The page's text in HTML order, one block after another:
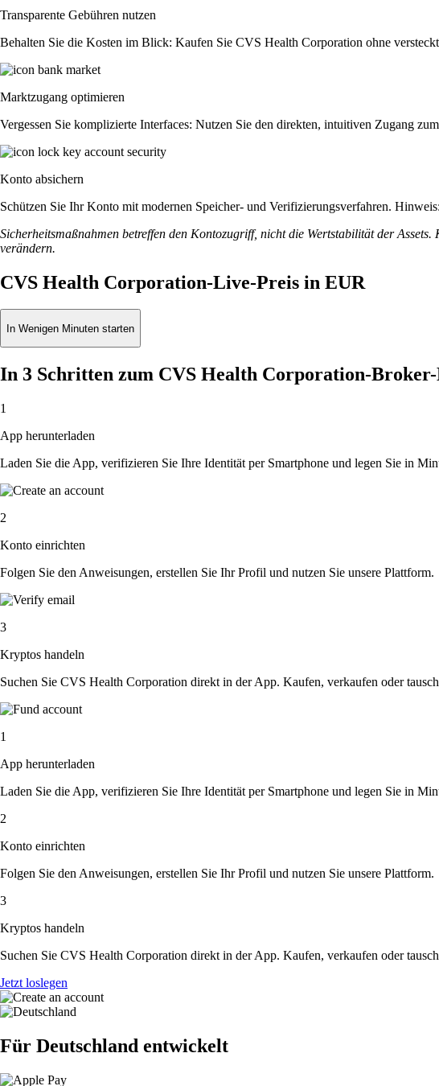
Transparente Gebühren nutzen
Behalten Sie die Kosten im Blick: Kaufen Sie CVS Health Corporation ohne
Marktzugang optimieren
Vergessen Sie komplizierte Interfaces: Nutzen Sie den direkten, intuitiven Zugang
Konto absichern
Schützen Sie Ihr Konto mit modernen Speicher- und Verifizierungsverfahren.
Sicherheitsmaßnahmen betreffen den Kontozugriff, nicht die Wertstabilität der
verändern.
CVS Health Corporation-Live-Preis in EUR
In Wenigen Minuten starten
In 3 Schritten zum CVS Health Corporation-
1
App herunterladen
Laden Sie die App, verifizieren Sie Ihre Identität per Smartphone und legen Sie in
2
Konto einrichten
Folgen Sie den Anweisungen, erstellen Sie Ihr Profil und nutzen Sie unsere Plattform.
3
Kryptos handeln
Suchen Sie CVS Health Corporation direkt in der App. Kaufen, verkaufen oder
1
App herunterladen
Laden Sie die App, verifizieren Sie Ihre Identität per Smartphone und legen Sie in
2
Konto einrichten
Folgen Sie den Anweisungen, erstellen Sie Ihr Profil und nutzen Sie unsere Plattform.
3
Kryptos handeln
Suchen Sie CVS Health Corporation direkt in der App. Kaufen, verkaufen oder
Jetzt loslegen
Für Deutschland entwickelt